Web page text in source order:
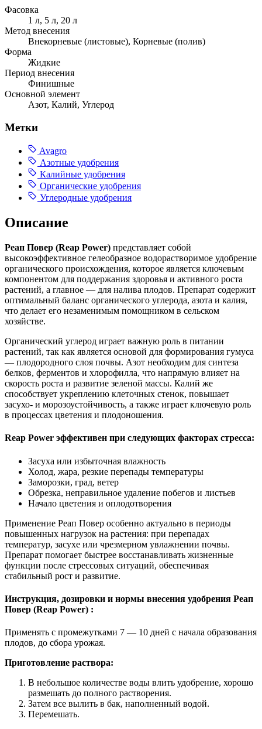
Фасовка
1 л, 5 л, 20 л
Метод внесения
Внекорневые (листовые), Корневые (полив)
Форма
Жидкие
Период внесения
Финишные
Основной элемент
Азот, Калий, Углерод
Метки
Avagro
Азотные удобрения
Калийные удобрения
Органические удобрения
Углеродные удобрения
Описание
Реап Повер (Reap Power) представляет собой
высокоэффективное гелеобразное водорастворимое удобрение
органического происхождения, которое является ключевым
компонентом для поддержания здоровья и активного роста
растений, а главное — для налива плодов. Препарат содержит
оптимальный баланс органического углерода, азота и калия,
что делает его незаменимым помощником в сельском
хозяйстве.
Органический углерод играет важную роль в питании
растений, так как является основой для формирования гумуса
— плодородного слоя почвы. Азот необходим для синтеза
белков, ферментов и хлорофилла, что напрямую влияет на
скорость роста и развитие зеленой массы. Калий же
способствует укреплению клеточных стенок, повышает
засухо- и морозоустойчивость, а также играет ключевую роль
в процессах цветения и плодоношения.
Reap Power эффективен при следующих факторах стресса:
Засуха или избыточная влажность
Холод, жара, резкие перепады температуры
Заморозки, град, ветер
Обрезка, неправильное удаление побегов и листьев
Начало цветения и оплодотворения
Применение Реап Повер особенно актуально в периоды
повышенных нагрузок на растения: при перепадах
температур, засухе или чрезмерном увлажнении почвы.
Препарат помогает быстрее восстанавливать жизненные
функции после стрессовых ситуаций, обеспечивая
стабильный рост и развитие.
Инструкция, дозировки и нормы внесения удобрения Реап
Повер (Reap Power) :
Применять с промежутками 7 — 10 дней с начала образования
плодов, до сбора урожая.
Приготовление раствора:
В небольшое количестве воды влить удобрение, хорошо
размешать до полного растворения.
Затем все вылить в бак, наполненный водой.
Перемешать.